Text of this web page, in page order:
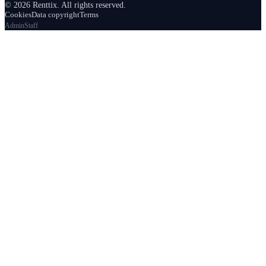
© 2026 Renttix. All rights reserved.
CookiesData copyrightTerms
AdminStaff